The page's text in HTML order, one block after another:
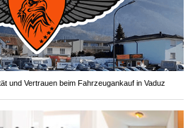
und Vertrauen beim Fahrzeugankauf in Vaduz